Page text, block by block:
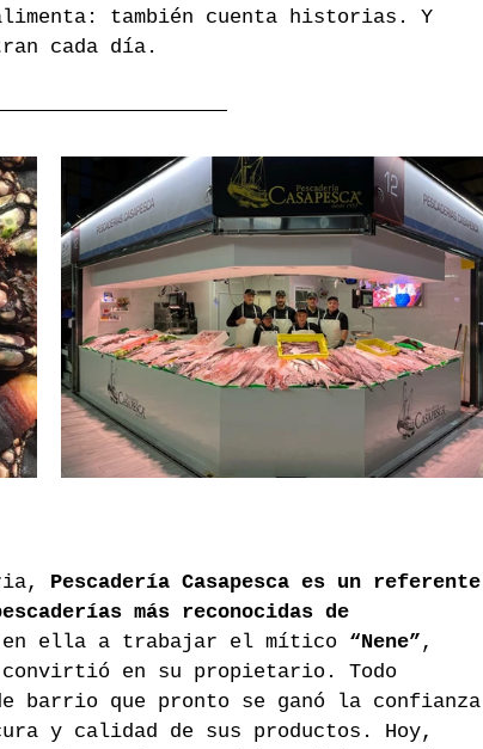
también cuenta historias. Y
cada día.
Pescadería Casapesca es un referente
más reconocidas de
en ella a trabajar el mítico “Nene” ,
en su propietario. Todo
de barrio que pronto se ganó la confianza
y calidad de sus productos. Hoy,